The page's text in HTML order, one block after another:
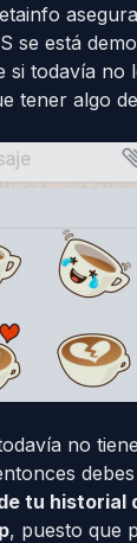
se está
si todavía no
tener algo
no
debes
tu historial
, puesto que